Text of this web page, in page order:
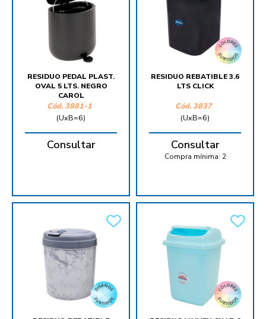
RESIDUO PEDAL PLAST.
OVAL 5 LTS. NEGRO
CAROL
Cód. 3881-1
(UxB=6)
Consultar
RESIDUO REBATIBLE 3.6
LTS CLICK
Cód. 3837
(UxB=6)
Consultar
Compra mínima: 2